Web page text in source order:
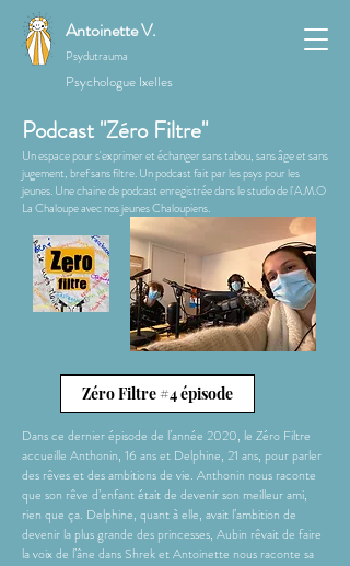
Antoinette V.
Psydutrauma
Psychologue Ixelles
Podcast "Zéro Filtre"
Un espace pour s'exprimer et échanger sans tabou, sans âge et sans
jugement, bref sans filtre. Un podcast fait par les psys pour les
jeunes. Une chaine de podcast enregistrée dans le studio de l'A.M.O
La Chaloupe avec nos jeunes Chaloupiens.
Zéro Filtre #4 épisode
Dans ce dernier épisode de l’année 2020, le Zéro Filtre
accueille Anthonin, 16 ans et Delphine, 21 ans, pour parler
des rêves et des ambitions de vie. Anthonin nous raconte
que son rêve d’enfant était de devenir son meilleur ami,
rien que ça. Delphine, quant à elle, avait l’ambition de
devenir la plus grande des princesses, Aubin rêvait de faire
la voix de l’âne dans Shrek et Antoinette nous raconte sa